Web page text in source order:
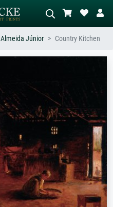
AI-bildsökning
oljemålning, stående naken bredvid ett
träd.
Almeida Júnior Country Kitchen